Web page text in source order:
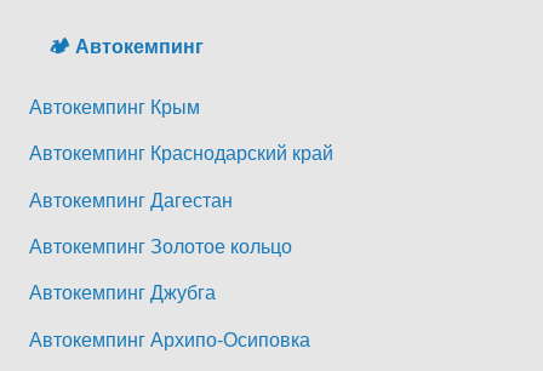
🏕️ Автокемпинг
Автокемпинг Крым
Автокемпинг Краснодарский край
Автокемпинг Дагестан
Автокемпинг Золотое кольцо
Автокемпинг Джубга
Автокемпинг Архипо-Осиповка